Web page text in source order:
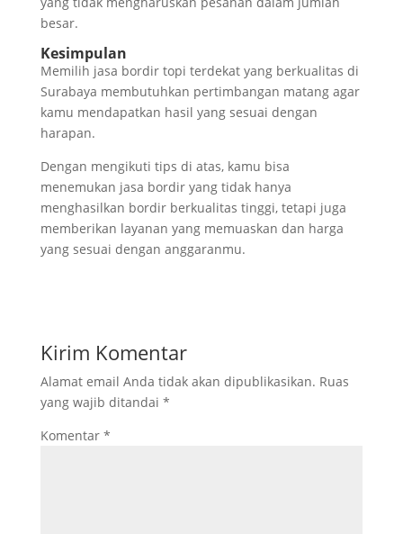
besar.
Kesimpulan
Memilih jasa bordir topi terdekat yang berkualitas di
Surabaya membutuhkan pertimbangan matang agar
kamu mendapatkan hasil yang sesuai dengan
harapan.
Dengan mengikuti tips di atas, kamu bisa
menemukan jasa bordir yang tidak hanya
menghasilkan bordir berkualitas tinggi, tetapi juga
memberikan layanan yang memuaskan dan harga
yang sesuai dengan anggaranmu.
Kirim Komentar
Alamat email Anda tidak akan dipublikasikan. Ruas
yang wajib ditandai *
Komentar *